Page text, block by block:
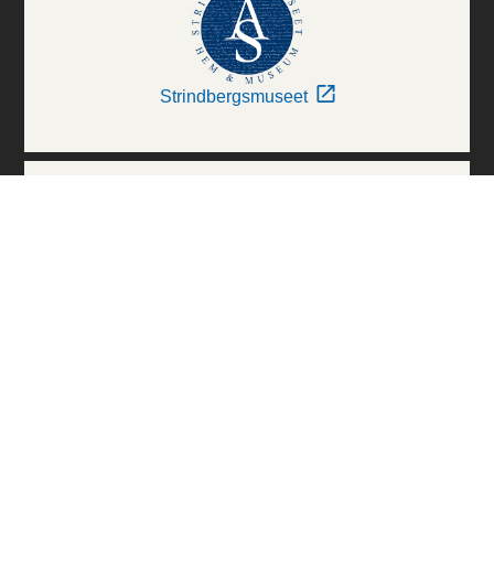
Strindbergsmuseet